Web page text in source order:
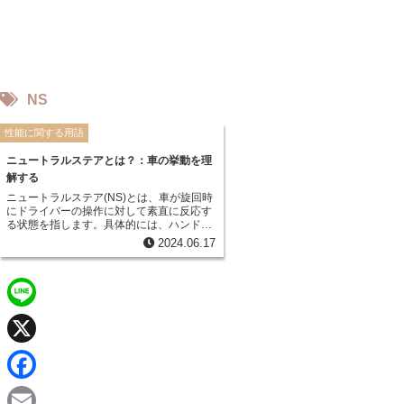
NS
性能に関する用語
ニュートラルステアとは？：車の挙動を理
解する
ニュートラルステア(NS)とは、車が旋回時
にドライバーの操作に対して素直に反応す
る状態を指します。具体的には、ハンドル
を切った角度と、車が実際に曲がっていく
角度が一致している状態のことです。つま
車が走行できるため、運転しやすく、安定
感も高い状態と言えます。
2024.06.17
L
n
X
F